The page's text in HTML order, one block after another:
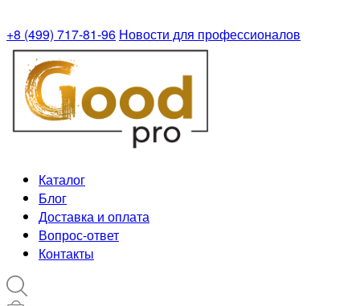
+8 (499) 717-81-96 Новости для профессионалов
Каталог
Блог
Доставка и оплата
Вопрос-ответ
Контакты